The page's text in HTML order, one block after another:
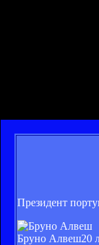
Президент
Бруно Алвеш20